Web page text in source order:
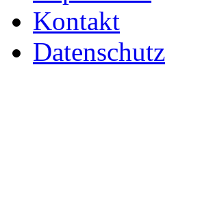
Kontakt
Datenschutz